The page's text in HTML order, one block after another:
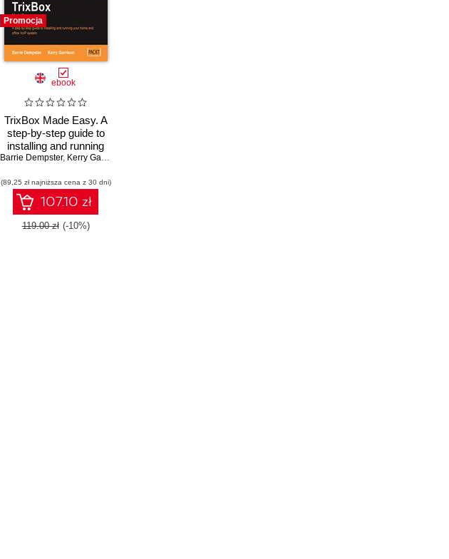
Promocja
ebook
TrixBox Made Easy. A
step-by-step guide to
installing and running
your home and office
Barrie Dempster, Kerry Garrison
(89,25 zł najniższa cena z 30 dni)
107.10 zł
119.00 zł (-10%)